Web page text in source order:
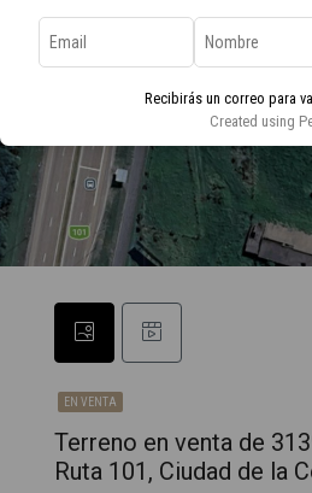
Recibirás un correo para
Created using
EN VENTA
Terreno en venta de
Ruta 101, Ciudad de la